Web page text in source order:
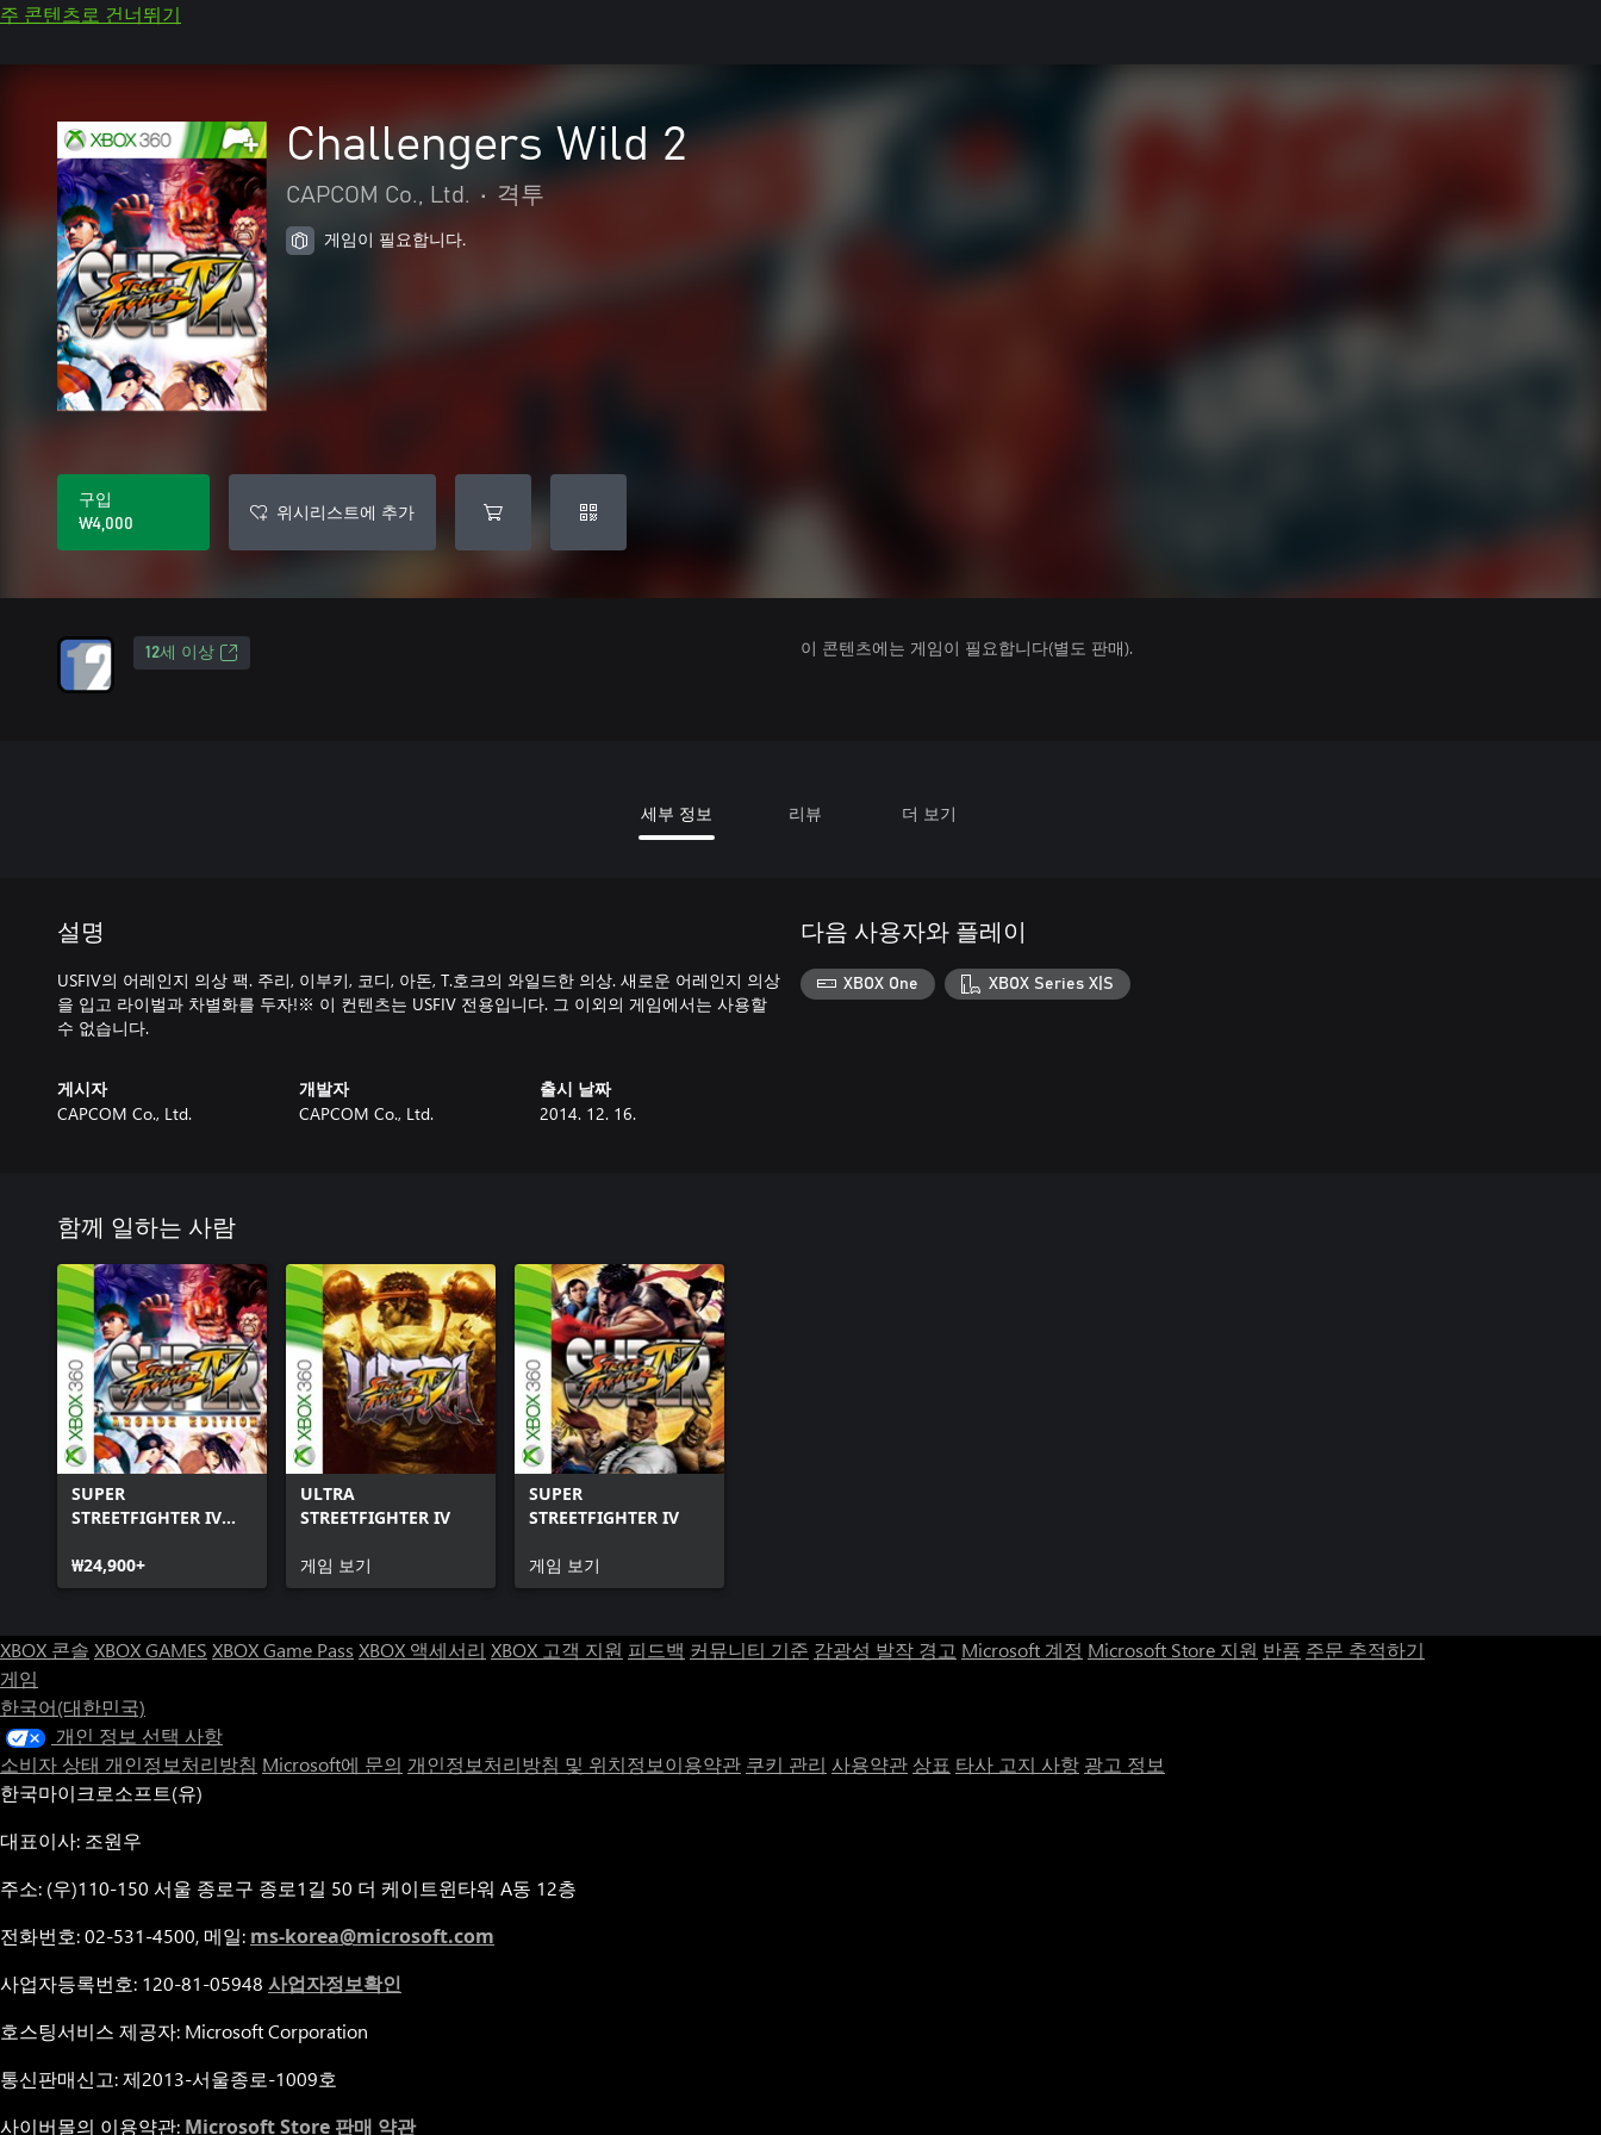
주 콘텐츠로 건너뛰기
Challengers Wild 2
CAPCOM Co., Ltd. • 격투
게임이 필요합니다.
구입
₩4,000
위시리스트에 추가
12세 이상 이 콘텐츠에는 게임이 필요합니다(별도 판매).
세부 정보 리뷰 더 보기
설명
USFIV의 어레인지 의상 팩. 주리, 이부키, 코디, 아돈, T.호크의 와일드한 의상. 새로운 어레인지 의상
을 입고 라이벌과 차별화를 두자!※ 이 컨텐츠는 USFIV 전용입니다. 그 이외의 게임에서는 사용할
수 없습니다.
게시자
CAPCOM Co., Ltd.
개발자
CAPCOM Co., Ltd.
출시 날짜
2014. 12. 16.
다음 사용자와 플레이
XBOX One XBOX Series X|S
함께 일하는 사람
SUPER
STREETFIGHTER IV
₩24,900+
ULTRA
STREETFIGHTER IV
게임 보기
SUPER
STREETFIGHTER IV
게임 보기
XBOX 콘솔 XBOX GAMES XBOX Game Pass XBOX 액세서리 XBOX 고객 지원 피드백 커뮤니티 기준 감광성 발작 경고 Microsoft 계정 Microsoft Store 지원 반품 주문 추적하기
게임
한국어(대한민국)
개인 정보 선택 사항
소비자 상태 개인정보처리방침 Microsoft에 문의 개인정보처리방침 및 위치정보이용약관 쿠키 관리 사용약관 상표 타사 고지 사항 광고 정보
한국마이크로소프트(유)
대표이사: 조원우
주소: (우)110-150 서울 종로구 종로1길 50 더 케이트윈타워 A동 12층
전화번호: 02-531-4500, 메일: ms-korea@microsoft.com
사업자등록번호: 120-81-05948 사업자정보확인
호스팅서비스 제공자: Microsoft Corporation
통신판매신고: 제2013-서울종로-1009호
사이버몰의 이용약관: Microsoft Store 판매 약관